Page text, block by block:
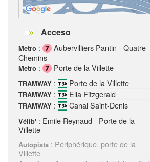
Acceso
Metro :
Aubervilliers Pantin - Quatre
Chemins
Metro : Porte de la Villette
TRAMWAY : Porte de la Villette
TRAMWAY : Ella Fitzgerald
TRAMWAY : Canal Saint-Denis
Vélib' : Emile Reynaud - Porte de la
Villette
Autopista : Périphérique, porte de la
Villette